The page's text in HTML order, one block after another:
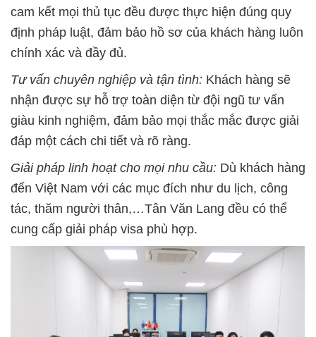
cam kết mọi thủ tục đều được thực hiện đúng quy
định pháp luật, đảm bảo hồ sơ của khách hàng luôn
chính xác và đầy đủ.
Tư vấn chuyên nghiệp và tận tình: Khách hàng sẽ
nhận được sự hỗ trợ toàn diện từ đội ngũ tư vấn
giàu kinh nghiệm, đảm bảo mọi thắc mắc được giải
đáp một cách chi tiết và rõ ràng.
Giải pháp linh hoạt cho mọi nhu cầu: Dù khách hàng
đến Việt Nam với các mục đích như du lịch, công
tác, thăm người thân,…Tân Văn Lang đều có thể
cung cấp giải pháp visa phù hợp.